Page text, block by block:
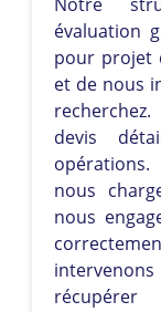
évaluation
pour projet
et de nous
devis
nous
nous